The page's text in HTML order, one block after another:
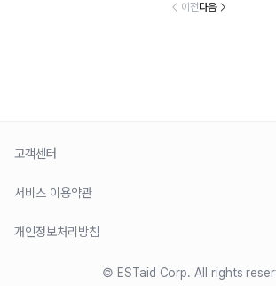
이전다음
고객센터
서비스 이용약관
개인정보처리방침
© ESTaid Corp. All rights